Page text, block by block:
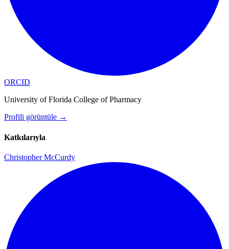
ORCID
University of Florida College of Pharmacy
Profili görüntüle →
Katkılarıyla
Christopher McCurdy